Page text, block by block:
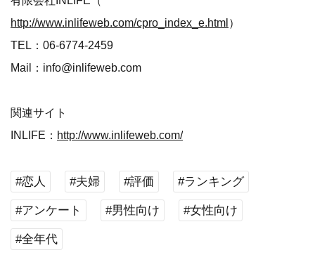
http://www.inlifeweb.com/cpro_index_e.html）
TEL：06-6774-2459
Mail：info@inlifeweb.com
関連サイト
INLIFE： http://www.inlifeweb.com/
#恋人 #夫婦 #評価 #ランキング
#アンケート #男性向け #女性向け
#全年代